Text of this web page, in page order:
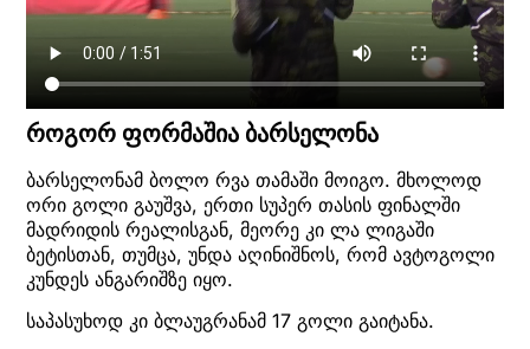
როგორ ფორმაშია ბარსელონა
ბარსელონამ ბოლო რვა თამაში მოიგო. მხოლოდ
ორი გოლი გაუშვა, ერთი სუპერ თასის ფინალში
მადრიდის რეალისგან, მეორე კი ლა ლიგაში
ბეტისთან, თუმცა, უნდა აღინიშნოს, რომ ავტოგოლი
კუნდეს ანგარიშზე იყო.
საპასუხოდ კი ბლაუგრანამ 17 გოლი გაიტანა.